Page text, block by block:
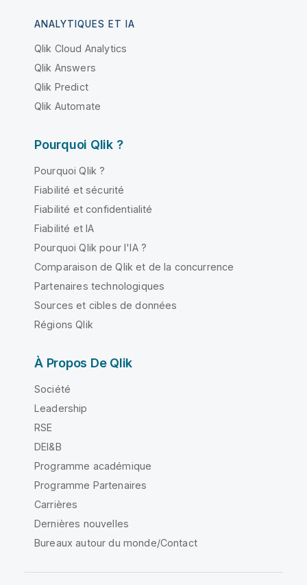
ANALYTIQUES ET IA
Qlik Cloud Analytics
Qlik Answers
Qlik Predict
Qlik Automate
Pourquoi Qlik ?
Pourquoi Qlik ?
Fiabilité et sécurité
Fiabilité et confidentialité
Fiabilité et IA
Pourquoi Qlik pour l'IA ?
Comparaison de Qlik et de la concurrence
Partenaires technologiques
Sources et cibles de données
Régions Qlik
À Propos De Qlik
Société
Leadership
RSE
DEI&B
Programme académique
Programme Partenaires
Carrières
Dernières nouvelles
Bureaux autour du monde/Contact